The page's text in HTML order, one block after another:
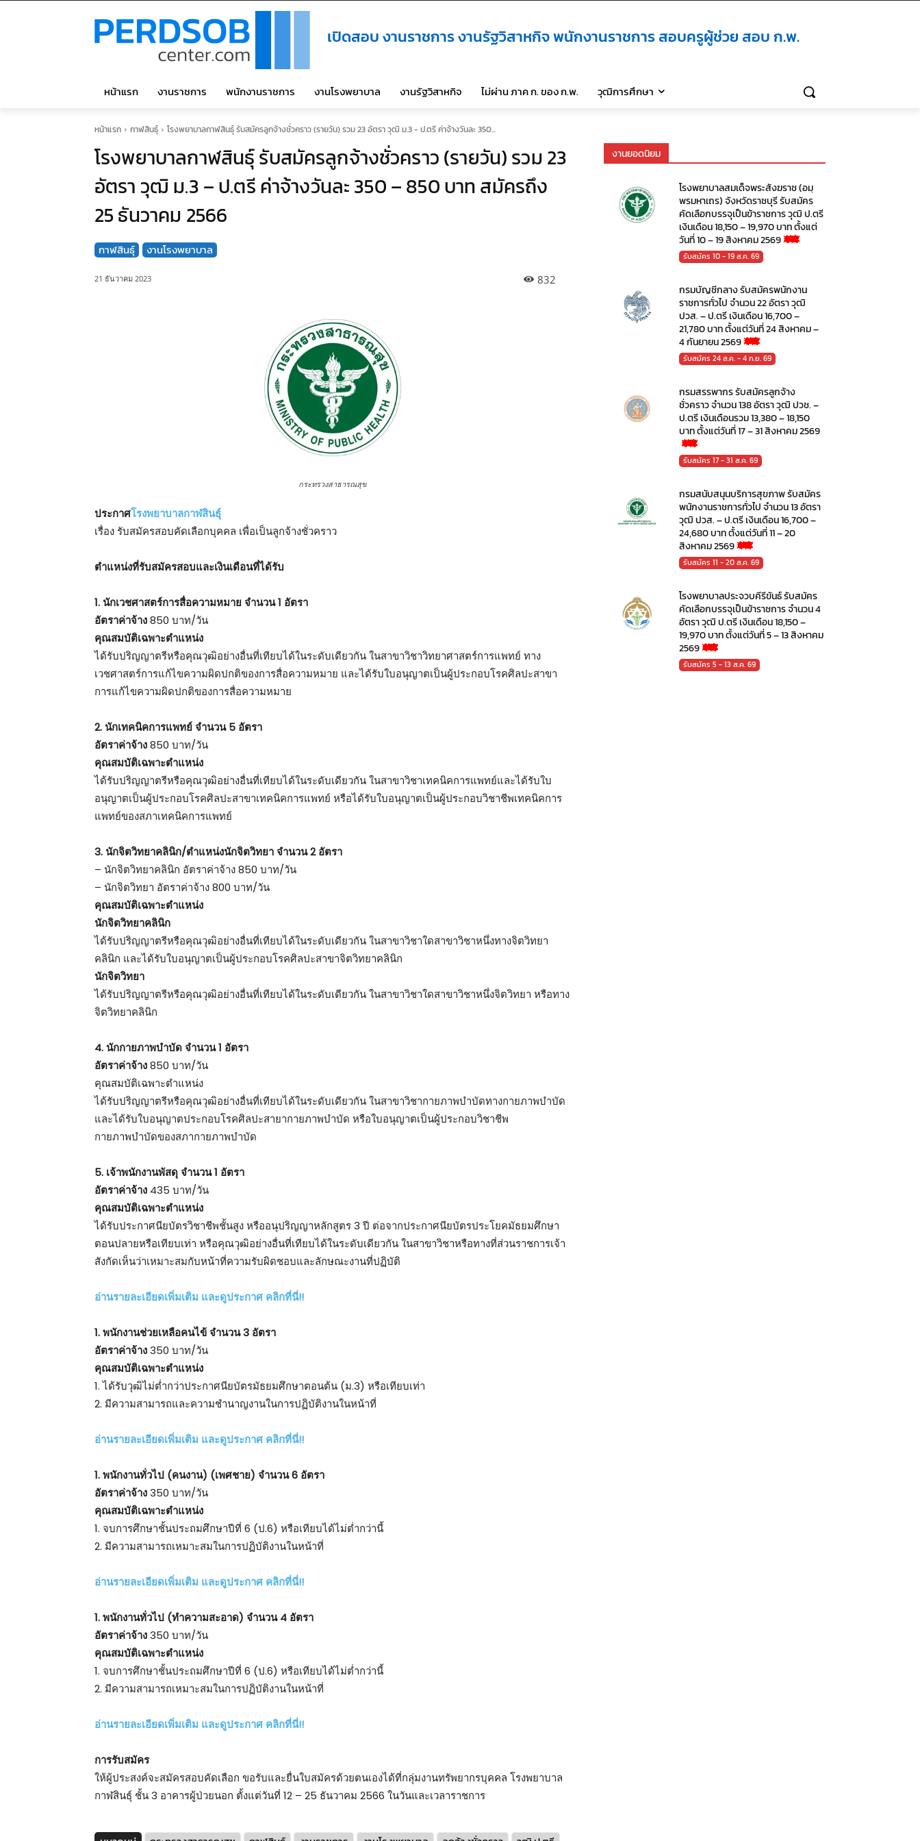
เปิดสอบ งานราชการ งานรัฐวิสาหกิจ พนักงานราชการ สอบครูผู้ช่วย สอบ ก.พ.
หน้าแรก งานราชการ พนักงานราชการ งานโรงพยาบาล งานรัฐวิสาหกิจ ไม่ผ่าน ภาค ก. ของ ก.พ. วุฒิการศึกษา
หน้าแรก กาฬสินธุ์ โรงพยาบาลกาฬสินธุ์ รับสมัครลูกจ้างชั่วคราว (รายวัน) รวม 23 อัตรา วุฒิ ม.3 - ป.ตรี ค่าจ้างวันละ 350...
โรงพยาบาลกาฬสินธุ์ รับสมัครลูกจ้างชั่วคราว (รายวัน) รวม 23
อัตรา วุฒิ ม.3 – ป.ตรี ค่าจ้างวันละ 350 – 850 บาท สมัครถึง
25 ธันวาคม 2566
กาฬสินธุ์ งานโรงพยาบาล
21 ธันวาคม 2023 832
กระทรวงสาธารณสุข
ประกาศโรงพยาบาลกาฬสินธุ์
เรื่อง รับสมัครสอบคัดเลือกบุคคล เพื่อเป็นลูกจ้างชั่วคราว
ตําแหน่งที่รับสมัครสอบและเงินเดือนที่ได้รับ
1. นักเวชศาสตร์การสื่อความหมาย จำนวน 1 อัตรา
อัตราค่าจ้าง850 บาท/วัน
คุณสมบัติเฉพาะตำแหน่ง
ได้รับปริญญาตรีหรือคุณวุฒิอย่างอื่นที่เทียบได้ในระดับเดียวกัน ในสาขาวิชาวิทยาศาสตร์การแพทย์ ทาง
เวชศาสตร์การแก้ไขความผิดปกติของการสื่อความหมาย และได้รับใบอนุญาตเป็นผู้ประกอบโรคศิลปะสาขา
การแก้ไขความผิดปกติของการสื่อความหมาย
2. นักเทคนิคการแพทย์ จำนวน 5 อัตรา
อัตราค่าจ้าง850 บาท/วัน
คุณสมบัติเฉพาะตำแหน่ง
ได้รับปริญญาตรีหรือคุณวุฒิอย่างอื่นที่เทียบได้ในระดับเดียวกัน ในสาขาวิชาเทคนิคการแพทย์และได้รับใบ
อนุญาตเป็นผู้ประกอบโรคศิลปะสาขาเทคนิคการแพทย์ หรือได้รับใบอนุญาตเป็นผู้ประกอบวิชาชีพเทคนิคการ
แพทย์ของสภาเทคนิคการแพทย์
3. นักจิตวิทยาคลินิก/ตำแหน่งนักจิตวิทยา จำนวน 2 อัตรา
– นักจิตวิทยาคลินิก อัตราค่าจ้าง 850 บาท/วัน
– นักจิตวิทยา อัตราค่าจ้าง 800 บาท/วัน
คุณสมบัติเฉพาะตำแหน่ง
นักจิตวิทยาคลินิก
ได้รับปริญญาตรีหรือคุณวุฒิอย่างอื่นที่เทียบได้ในระดับเดียวกัน ในสาขาวิชาใดสาขาวิชาหนึ่งทางจิตวิทยา
คลินิก และได้รับใบอนุญาตเป็นผู้ประกอบโรคศิลปะสาขาจิตวิทยาคลินิก
นักจิตวิทยา
ได้รับปริญญาตรีหรือคุณวุฒิอย่างอื่นที่เทียบได้ในระดับเดียวกัน ในสาขาวิชาใดสาขาวิชาหนึ่งจิตวิทยา หรือทาง
จิตวิทยาคลินิก
4. นักกายภาพบำบัด จำนวน 1 อัตรา
อัตราค่าจ้าง850 บาท/วัน
คุณสมบัติเฉพาะตำแหน่ง
ได้รับปริญญาตรีหรือคุณวุฒิอย่างอื่นที่เทียบได้ในระดับเดียวกัน ในสาขาวิชากายภาพบำบัดทางกายภาพบำบัด
และได้รับใบอนุญาตประกอบโรคศิลปะสายากายภาพบำบัด หรือใบอนุญาตเป็นผู้ประกอบวิชาชีพ
กายภาพบำบัดของสภากายภาพบำบัด
5. เจ้าพนักงานพัสดุ จำนวน 1 อัตรา
อัตราค่าจ้าง 435 บาท/วัน
คุณสมบัติเฉพาะตำแหน่ง
ได้รับประกาศนียบัตรวิชาชีพชั้นสูง หรืออนุปริญญาหลักสูตร 3 ปี ต่อจากประกาศนียบัตรประโยคมัธยมศึกษา
ตอนปลายหรือเทียบเท่า หรือคุณวุฒิอย่างอื่นที่เทียบได้ในระดับเดียวกัน ในสาขาวิชาหรือทางที่ส่วนราชการเจ้า
สังกัดเห็นว่าเหมาะสมกับหน้าที่ความรับผิดชอบและลักษณะงานที่ปฏิบัติ
อ่านรายละเอียดเพิ่มเติม และดูประกาศ คลิกที่นี่!!
1. พนักงานช่วยเหลือคนไข้ จำนวน 3 อัตรา
อัตราค่าจ้าง350 บาท/วัน
คุณสมบัติเฉพาะตำแหน่ง
1. ได้รับวุฒิไม่ต่ำกว่าประกาศนียบัตรมัธยมศึกษาตอนต้น (ม.3) หรือเทียบเท่า
2. มีความสามารถและความชำนาญงานในการปฏิบัติงานในหน้าที่
อ่านรายละเอียดเพิ่มเติม และดูประกาศ คลิกที่นี่!!
1. พนักงานทั่วไป (คนงาน) (เพศชาย) จำนวน 6 อัตรา
อัตราค่าจ้าง350 บาท/วัน
คุณสมบัติเฉพาะตำแหน่ง
1. จบการศึกษาชั้นประถมศึกษาปีที่ 6 (ป.6) หรือเทียบได้ไม่ต่ำกว่านี้
2. มีความสามารถเหมาะสมในการปฏิบัติงานในหน้าที่
อ่านรายละเอียดเพิ่มเติม และดูประกาศ คลิกที่นี่!!
1. พนักงานทั่วไป (ทำความสะอาด) จำนวน 4 อัตรา
อัตราค่าจ้าง350 บาท/วัน
คุณสมบัติเฉพาะตำแหน่ง
1. จบการศึกษาชั้นประถมศึกษาปีที่ 6 (ป.6) หรือเทียบได้ไม่ต่ำกว่านี้
2. มีความสามารถเหมาะสมในการปฏิบัติงานในหน้าที่
อ่านรายละเอียดเพิ่มเติม และดูประกาศ คลิกที่นี่!!
การรับสมัคร
ให้ผู้ประสงค์จะสมัครสอบคัดเลือก ขอรับและยื่นใบสมัครด้วยตนเองได้ที่กลุ่มงานทรัพยากรบุคคล โรงพยาบาล
กาฬสินธุ์ ชั้น 3 อาคารผู้ป่วยนอก ตั้งแต่วันที่ 12 – 25 ธันวาคม 2566 ในวันและเวลาราชการ
งานยอดนิยม
โรงพยาบาลสมเด็จพระสังฆราช (อมฺ
พรมหาเถร) จังหวัดราชบุรี รับสมัคร
คัดเลือกบรรจุเป็นข้าราชการ วุฒิ ป.ตรี
เงินเดือน 18,150 – 19,970 บาท ตั้งแต่
วันที่ 10 – 19 สิงหาคม 2569
รับสมัคร 10 - 19 ส.ค. 69
กรมบัญชีกลาง รับสมัครพนักงาน
ราชการทั่วไป จำนวน 22 อัตรา วุฒิ
ปวส. – ป.ตรี เงินเดือน 16,700 –
21,780 บาท ตั้งแต่วันที่ 24 สิงหาคม –
4 กันยายน 2569
รับสมัคร 24 ส.ค. - 4 ก.ย. 69
กรมสรรพากร รับสมัครลูกจ้าง
ชั่วคราว จำนวน 138 อัตรา วุฒิ ปวช. –
ป.ตรี เงินเดือนรวม 13,380 – 18,150
บาท ตั้งแต่วันที่ 17 – 31 สิงหาคม 2569
รับสมัคร 17 - 31 ส.ค. 69
กรมสนับสนุนบริการสุขภาพ รับสมัคร
พนักงานราชการทั่วไป จำนวน 13 อัตรา
วุฒิ ปวส. – ป.ตรี เงินเดือน 16,700 –
24,680 บาท ตั้งแต่วันที่ 11 – 20
สิงหาคม 2569
รับสมัคร 11 - 20 ส.ค. 69
โรงพยาบาลประจวบคีรีขันธ์ รับสมัคร
คัดเลือกบรรจุเป็นข้าราชการ จำนวน 4
อัตรา วุฒิ ป.ตรี เงินเดือน 18,150 –
19,970 บาท ตั้งแต่วันที่ 5 – 13 สิงหาคม
2569
รับสมัคร 5 - 13 ส.ค. 69